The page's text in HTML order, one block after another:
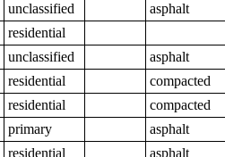
unclassified
asphalt
residential
unclassified
asphalt
residential
compacted
residential
compacted
primary
asphalt
residential asphalt